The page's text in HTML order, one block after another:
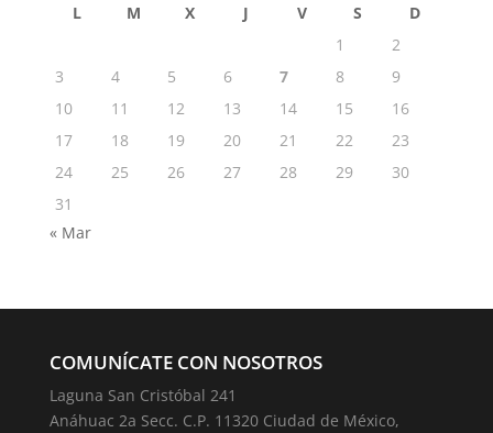
L M X J V S
D
1
2
3
4 5 6 7 8
9
10
11 12 13 14 15
16
17
18 19 20 21 22
23
24
25 26 27 28 29
30
31
« Mar
COMUNÍCATE CON NOSOTROS
Laguna San Cristóbal 241
Anáhuac 2a Secc. C.P. 11320 Ciudad de México,